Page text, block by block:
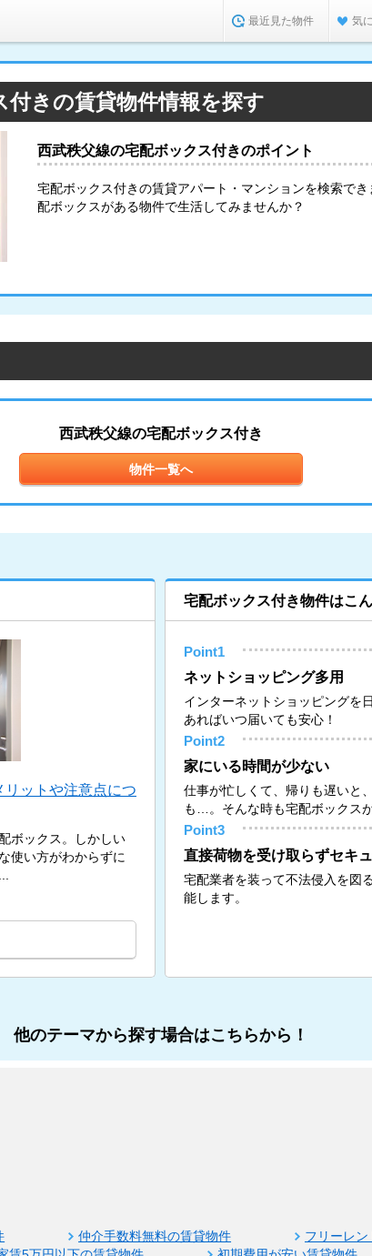
最近見た物件 気
きの賃貸物件情報を探す
西武秩父線の宅配ボックス付きのポイント
宅配ボックス付きの賃貸アパート・マンションを検索で
配ボックスがある物件で生活してみませんか？
西武秩父線の宅配ボックス付き
物件一覧へ
ットや注意点につ
ボックス。しかしい
使い方がわからずに
宅配ボックス付き物件はこ
Point1
ネットショッピング多用
インターネットショッピングを
あればいつ届いても安心！
Point2
家にいる時間が少ない
仕事が忙しくて、帰りも遅いと
も…。そんな時も宅配ボックス
Point3
直接荷物を受け取らずセキ
宅配業者を装って不法侵入を図
能します。
他のテーマから探す場合はこちらから！
仲介手数料無料の賃貸物件
フリーレ